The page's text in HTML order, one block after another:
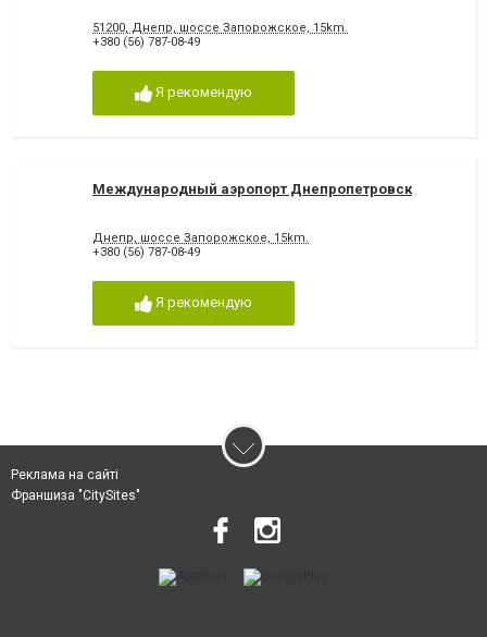
51200, Днепр, шоссе Запорожское, 15km.
+380 (56) 787-08-49
Я рекомендую
Международный аэропорт Днепропетровск
Днепр, шоссе Запорожское, 15km.
+380 (56) 787-08-49
Я рекомендую
Реклама на сайті
Франшиза "CitySites"